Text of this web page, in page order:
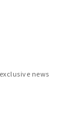
news